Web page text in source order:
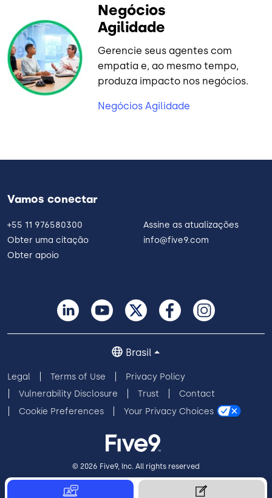
Negócios
Agilidade
Gerencie seus agentes com
empatia e, ao mesmo tempo,
produza impacto nos negócios.
Negócios Agilidade
Vamos conectar
+55 11 976580300
Obter uma citação
Obter apoio
Assine as atualizações
info@five9.com
Legal Terms of Use
Privacy Policy
Vulnerability Disclosure
Trust
Contact
Cookie Preferences
Your Privacy Choices
Brasil
© 2026 Five9, Inc. All rights reserved